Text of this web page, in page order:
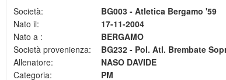
Società:
BG003 - Atletica Bergamo '59
Nato il:
17-11-2004
Nato a :
BERGAMO
Società provenienza:
BG232 - Pol. Atl. Brembate
Allenatore:
NASO DAVIDE
Categoria:
PM